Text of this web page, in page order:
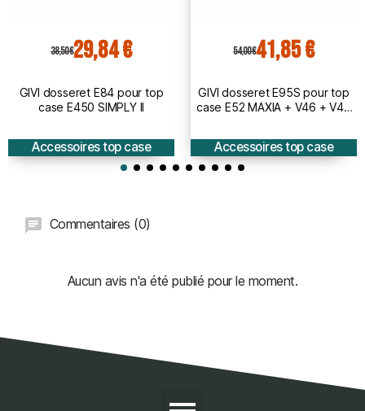
38,50 €29,84 €
GIVI dosseret E84 pour top
case E450 SIMPLY II
Accessoires top case
54,00 €41,85 €
GIVI dosseret E95S pour top
case E52 MAXIA + V46 + V46
Accessoires top case
Commentaires (0)
Aucun avis n'a été publié pour le moment.